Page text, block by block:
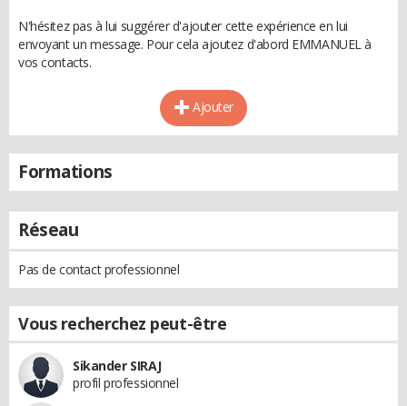
N'hésitez pas à lui suggérer d'ajouter cette expérience en lui
envoyant un message. Pour cela ajoutez d'abord EMMANUEL à
vos contacts.
Ajouter
Formations
Réseau
Pas de contact professionnel
Vous recherchez peut-être
Sikander SIRAJ
profil professionnel